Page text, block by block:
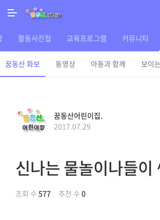
활동사진첩 교육프로그램 커뮤니티
꿈동산 화보 동영상 아동과 함께 보이
꿈동산어린이집.
2017.07.29
신나는 물놀이나들
조회 수 577 추천 수 0